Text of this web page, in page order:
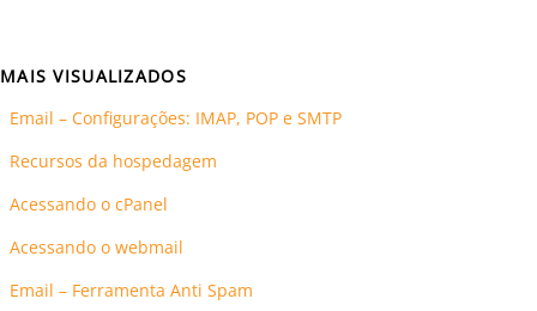
MAIS VISUALIZADOS
Email – Configurações: IMAP, POP e SMTP
Recursos da hospedagem
Acessando o cPanel
Acessando o webmail
Email – Ferramenta Anti Spam